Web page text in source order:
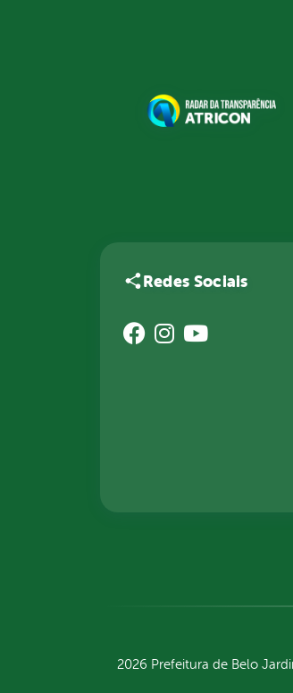
Redes Sociais
2026 Prefeitura de Belo